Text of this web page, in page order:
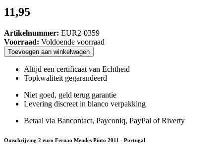
11,95
Artikelnummer: EUR2-0359
Voorraad: Voldoende voorraad
Toevoegen aan winkelwagen
Altijd een certificaat van Echtheid
Topkwaliteit gegarandeerd
Niet goed, geld terug garantie
Levering discreet in blanco verpakking
Betaal via Bancontact, Payconiq, PayPal of Riverty
Omschrijving 2 euro Fernao Mendes Pinto 2011 - Portugal